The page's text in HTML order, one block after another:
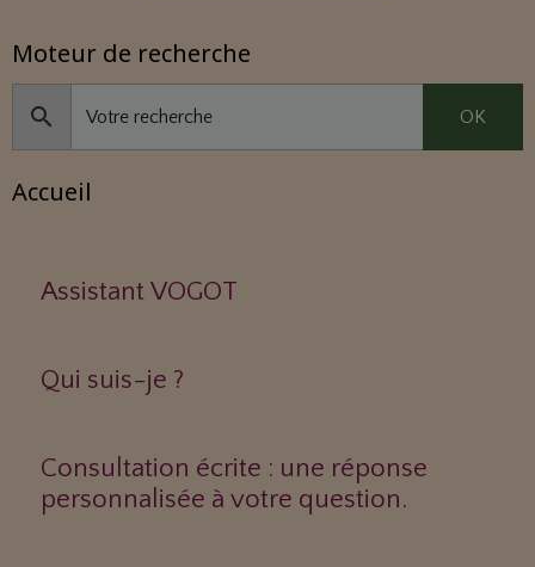
Moteur de recherche
OK
Accueil
Assistant VOGOT
Qui suis-je ?
Consultation écrite : une réponse
personnalisée à votre question.